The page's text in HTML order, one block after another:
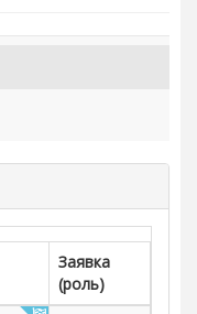
Заявка
(роль)